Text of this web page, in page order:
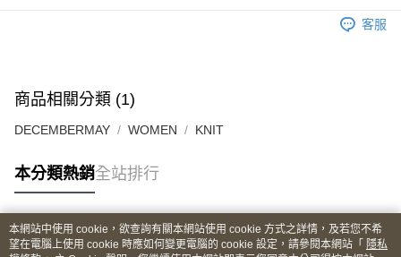
全家取貨付款
每筆NT$60
7-11取貨付款
每筆NT$60
客服
商品相關分類 (1)
DECEMBERMAY WOMEN KNIT
本分類熱銷全站排行
熱門標籤
本網站中使用 cookie，欲查詢有關本網站使用 cookie 方式之詳情，及若您不希
望在電腦上使用 cookie 時應如何變更電腦的 cookie 設定，請參閱本網站「 隱私